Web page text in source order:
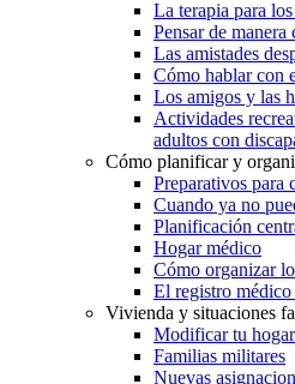
La terapia para
Pensar de manera
Las amistades
Cómo hablar con
Los amigos y las
Actividades
adultos con
Cómo planificar y
Preparativos para
Cuando ya no
Planificación
Hogar médico
Cómo organizar
El registro
Vivienda y situaciones
Modificar tu hogar
Familias militares
Nuevas